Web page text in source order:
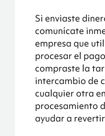
Si enviaste
comunícate
empresa que
procesar el
compraste la
intercambio de
cualquier otra
procesamiento
ayudar a